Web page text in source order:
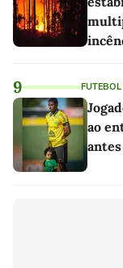
9 FUTEBOL
ao